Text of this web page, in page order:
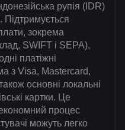
рупія (IDR)
Підтримується
зокрема
SWIFT і SEPA),
платіжні
з Visa, Mastercard,
основні локальні
картки. Це
процес
можуть легко